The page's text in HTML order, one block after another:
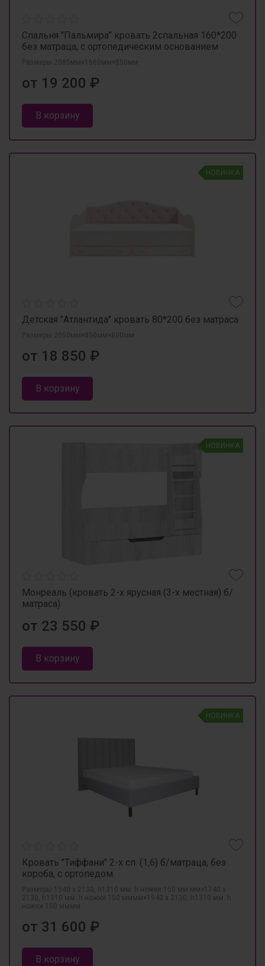
Спальня "Пальмира" кровать 2спальная 160*200
без матраца, с ортопедическим основанием
Размеры 2085мм×1660мм×850мм
от 19 200 ₽
В корзину
НОВИНКА
Детская "Атлантида" кровать 80*200 без матраса
Размеры 2050мм×850мм×800мм
от 18 850 ₽
В корзину
НОВИНКА
Монреаль (кровать 2-х ярусная (3-х местная) б/
матраса)
от 23 550 ₽
В корзину
НОВИНКА
Кровать "Тиффани" 2-х сп. (1,6) б/матраца, без
короба, с ортопедом
Размеры 1540 х 2130, h1310 мм. h ножки 150 мм.мм×1740 х
2130, h1310 мм. h ножки 150 мммм×1940 х 2130, h1310 мм. h
ножки 150 мммм
от 31 600 ₽
В корзину